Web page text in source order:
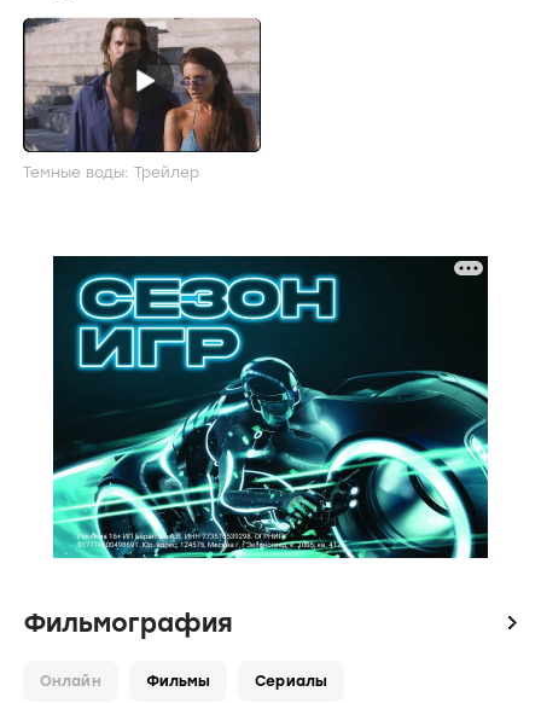
Темные воды: Трейлер
Фильмография icon
Онлайн Фильмы Сериалы